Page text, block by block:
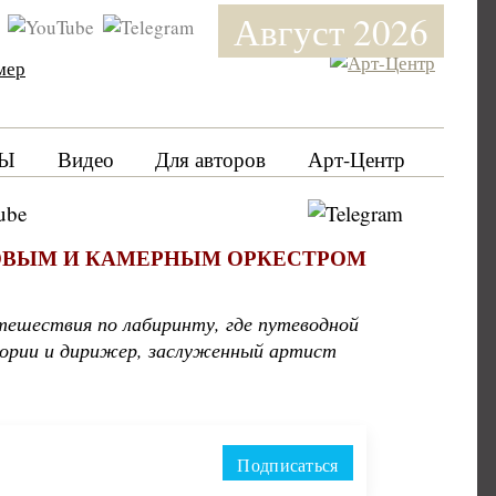
Август 2026
Видео Для авторов Арт-Центр
И КАМЕРНЫМ ОРКЕСТРОМ
по лабиринту, где путеводной
и дирижер, заслуженный артист
Подписаться